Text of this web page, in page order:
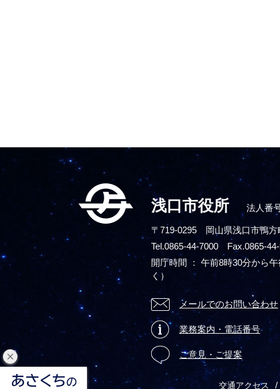
浅口市役所 法人番
〒719-0295 岡山県浅口市鴨
Tel.0865-44-7000 Fax.0865-
開庁時間 ： 午前8時30分から
く）
メールでのお問い合わせ
業務案内・電話番号
ご意見・ご提案
交通アクセス
閉
じ